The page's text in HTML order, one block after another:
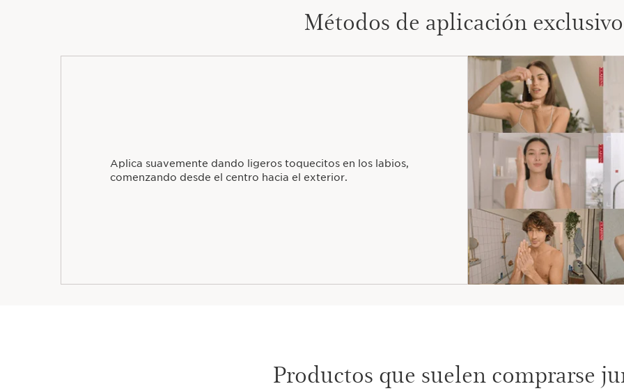
Métodos de aplicación
Aplica suavemente dando ligeros toquecitos en los labios,
comenzando desde el centro hacia el exterior.
Productos que suelen comprarse